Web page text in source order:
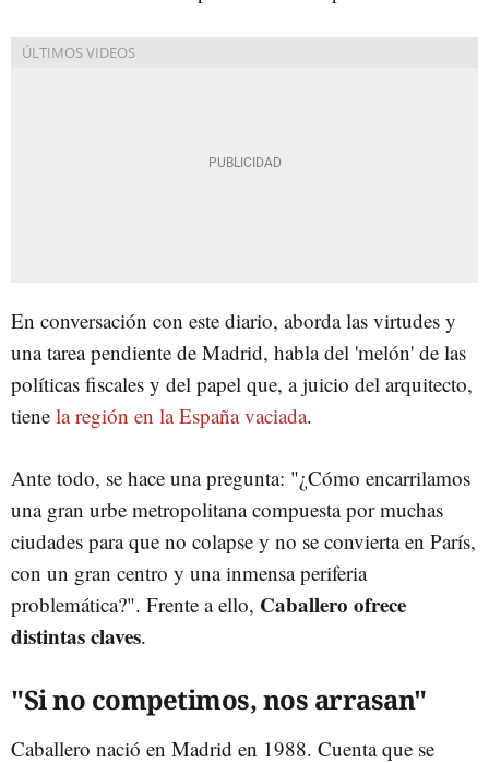
En conversación con este diario, aborda las virtudes y
una tarea pendiente de Madrid, habla del 'melón' de las
políticas fiscales y del papel que, a juicio del arquitecto,
tiene la región en la España vaciada.
Ante todo, se hace una pregunta: "¿Cómo encarrilamos
una gran urbe metropolitana compuesta por muchas
ciudades para que no colapse y no se convierta en París,
con un gran centro y una inmensa periferia
problemática?". Frente a ello, Caballero ofrece
distintas claves.
"Si no competimos, nos arrasan"
Caballero nació en Madrid en 1988. Cuenta que se